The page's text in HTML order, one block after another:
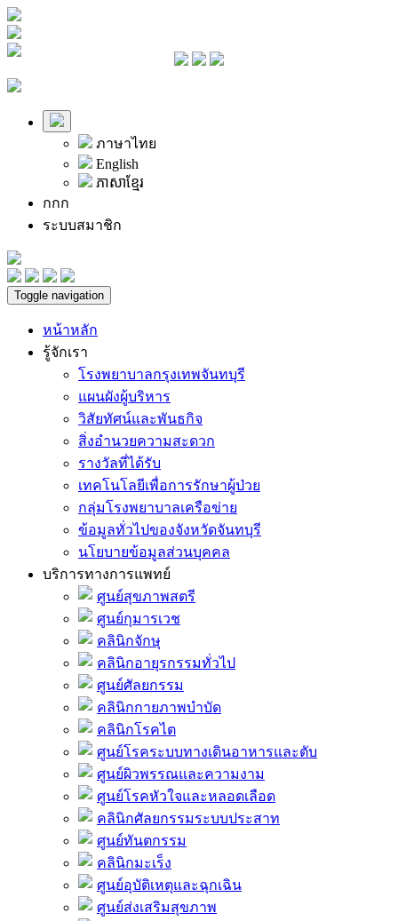
ภาษาไทย
English
ភាសាខ្មែរ
กกก
ระบบสมาชิก
Toggle navigation
หน้าหลัก
รู้จักเรา
โรงพยาบาลกรุงเทพจันทบุรี
แผนผังผู้บริหาร
วิสัยทัศน์และพันธกิจ
สิ่งอำนวยความสะดวก
รางวัลที่ได้รับ
เทคโนโลยีเพื่อการรักษาผู้ป่วย
กลุ่มโรงพยาบาลเครือข่าย
ข้อมูลทั่วไปของจังหวัดจันทบุรี
นโยบายข้อมูลส่วนบุคคล
บริการทางการแพทย์
ศูนย์สุขภาพสตรี
ศูนย์กุมารเวช
คลินิกจักษุ
คลินิกอายุรกรรมทั่วไป
ศูนย์ศัลยกรรม
คลินิกกายภาพบำบัด
คลินิกโรคไต
ศูนย์โรคระบบทางเดินอาหารและตับ
ศูนย์ผิวพรรณและความงาม
ศูนย์โรคหัวใจและหลอดเลือด
คลินิกศัลยกรรมระบบประสาท
ศูนย์ทันตกรรม
คลินิกมะเร็ง
ศูนย์อุบัติเหตุและฉุกเฉิน
ศูนย์ส่งเสริมสุขภาพ